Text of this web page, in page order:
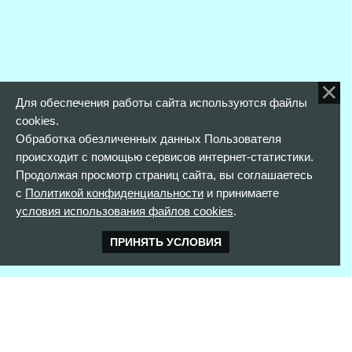
Для обеспечения работы сайта используются файлы
cookies.
Обработка обезличенных данных Пользователя
происходит с помощью сервисов интернет-статистики.
Продолжая просмотр страниц сайта, вы соглашаетесь
с Политикой конфиденциальностии принимаете
условия использования файлов cookies.
ПРИНЯТЬ УСЛОВИЯ